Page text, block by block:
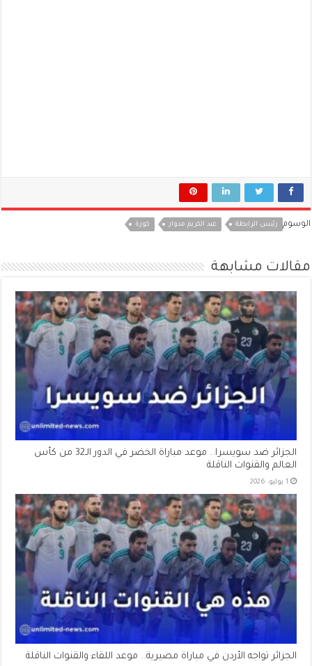
الوسوم رئيس الرابطة عبد الكريم مدوار كورة
مقالات مشابهة
الجزائر ضد سويسرا.. موعد مباراة الخضر في الدور الـ32 من كأس
العالم والقنوات الناقلة
1 يوليو، 2026
الجزائر تواجه الأردن في مباراة مصيرية.. موعد اللقاء والقنوات الناقلة